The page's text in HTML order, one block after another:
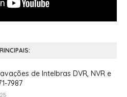
de Intelbras DVR, NVR e
7987